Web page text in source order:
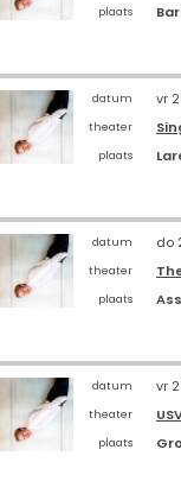
plaats
datum vr
theater
plaats
datum do
theater
plaats
datum vr
theater
plaats